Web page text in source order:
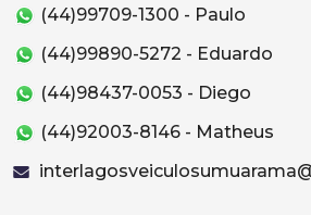
(44)99709-1300 - Paulo
(44)99890-5272 - Eduardo
(44)98437-0053 - Diego
(44)92003-8146 - Matheus